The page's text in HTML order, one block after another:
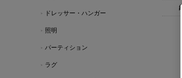
ドレッサー・ハンガー
照明
パーティション
ラグ